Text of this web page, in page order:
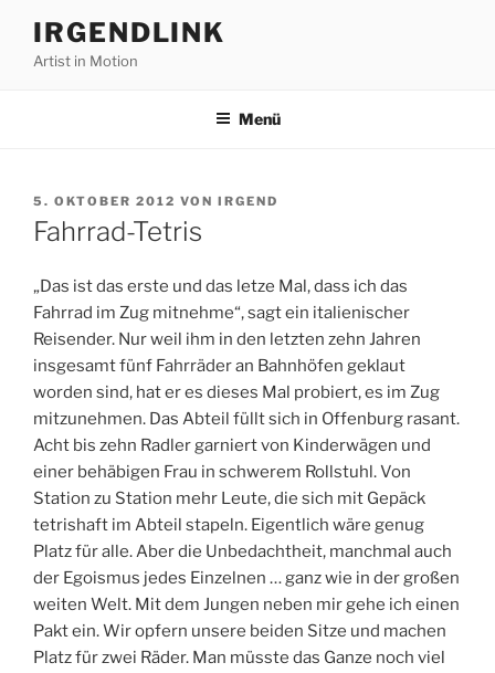
Inhalt
springen
IRGENDLINK
Artist in Motion
Menü
VERÖFFENTLICHT
AM
5. OKTOBER 2012 VON IRGEND
Fahrrad-Tetris
„Das ist das erste und das letze Mal, dass ich das
Fahrrad im Zug mitnehme“, sagt ein italienischer
Reisender. Nur weil ihm in den letzten zehn Jahren
insgesamt fünf Fahrräder an Bahnhöfen geklaut
worden sind, hat er es dieses Mal probiert, es im Zug
mitzunehmen. Das Abteil füllt sich in Offenburg rasant.
Acht bis zehn Radler garniert von Kinderwägen und
einer behäbigen Frau in schwerem Rollstuhl. Von
Station zu Station mehr Leute, die sich mit Gepäck
tetrishaft im Abteil stapeln. Eigentlich wäre genug
Platz für alle. Aber die Unbedachtheit, manchmal auch
der Egoismus jedes Einzelnen … ganz wie in der großen
weiten Welt. Mit dem Jungen neben mir gehe ich einen
Pakt ein. Wir opfern unsere beiden Sitze und machen
Platz für zwei Räder. Man müsste das Ganze noch viel